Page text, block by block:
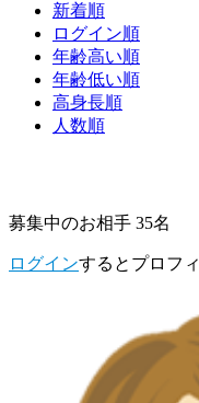
新着順
ログイン順
年齢高い順
年齢低い順
高身長順
人数順
募集中のお相手 35名
ログインするとプロフ